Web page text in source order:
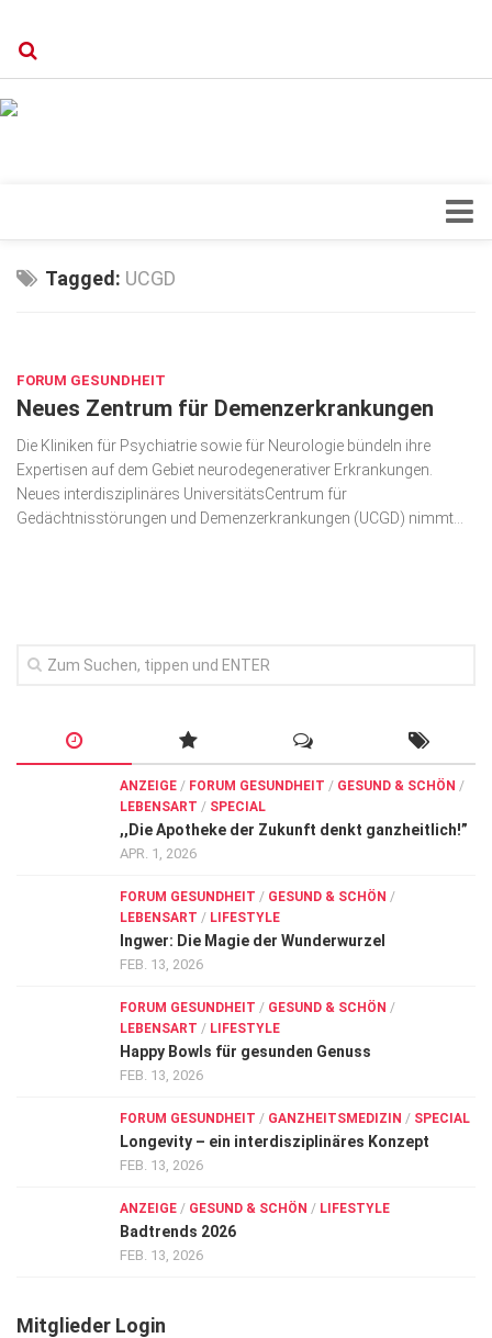
Orthopädie
Schönheit & Wohlbefinden
Special
Wirtschaft, Recht, Finanzen
Sehen
Kampf gegen Krebs
Tagged: UCGD
FORUM GESUNDHEIT
Neues Zentrum für Demenzerkrankungen
Die Kliniken für Psychiatrie sowie für Neurologie bündeln ihre
Expertisen auf dem Gebiet neurodegenerativer Erkrankungen.
Neues interdisziplinäres UniversitätsCentrum für
Gedächtnisstörungen und Demenz­erkrankungen (UCGD) nimmt...
ANZEIGE / FORUM GESUNDHEIT / GESUND & SCHÖN /
LEBENSART / SPECIAL
,,Die Apotheke der Zukunft denkt ganzheitlich!”
APR. 1, 2026
FORUM GESUNDHEIT / GESUND & SCHÖN /
LEBENSART / LIFESTYLE
Ingwer: Die Magie der Wunderwurzel
FEB. 13, 2026
FORUM GESUNDHEIT / GESUND & SCHÖN /
LEBENSART / LIFESTYLE
Happy Bowls für gesunden Genuss
FEB. 13, 2026
FORUM GESUNDHEIT / GANZHEITSMEDIZIN / SPECIAL
Longevity – ein interdisziplinäres Konzept
FEB. 13, 2026
ANZEIGE / GESUND & SCHÖN / LIFESTYLE
Badtrends 2026
FEB. 13, 2026
Mitglieder Login